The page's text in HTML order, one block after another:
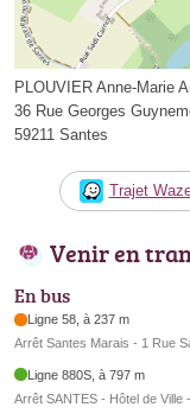
PLOUVIER Anne-Marie
36 Rue Georges
59211 Santes
Trajet
Venir en
En bus
Ligne 58, à 237 m
Arrêt Santes Marais - 1 Rue
Ligne 880S, à 797 m
Arrêt SANTES - Hôtel de Ville